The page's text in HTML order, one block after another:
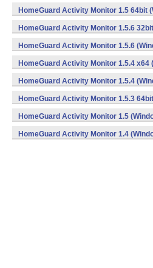
HomeGuard Activity Monitor 1.5 64bit
HomeGuard Activity Monitor 1.5.6
HomeGuard Activity Monitor 1.5.6
HomeGuard Activity Monitor 1.5.4 x64
HomeGuard Activity Monitor 1.5.4
HomeGuard Activity Monitor 1.5.3
HomeGuard Activity Monitor 1.5
HomeGuard Activity Monitor 1.4